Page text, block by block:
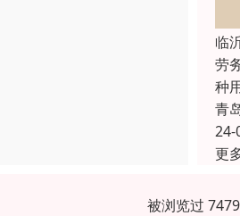
临
劳
种
青
24-
更
被浏览过